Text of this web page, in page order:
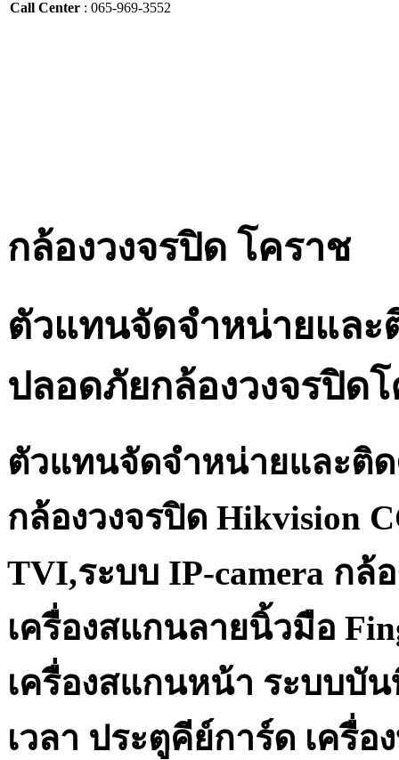
Call Center : 065-969-3552
กล้องวงจรปิด โคราช
ตัวแทนจัดจำหน่ายและ
ปลอดภัยกล้องวงจรปิด
ตัวแทนจัดจำหน่ายและติ
กล้องวงจรปิด Hikvision
TVI,ระบบ IP-camera กล้
เครื่องสแกนลายนิ้วมือ
เครื่องสแกนหน้า ระบบบัน
เวลา ประตูคีย์การ์ด เครื่